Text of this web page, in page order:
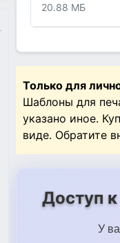
20.88 МБ
Только для
Шаблоны для
указано иное.
виде. Обратите
Доступ
У